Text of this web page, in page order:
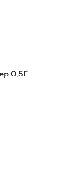
0,5Г